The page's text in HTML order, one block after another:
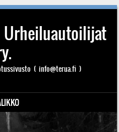
Urheiluautoilijat
( info@terua.fi )